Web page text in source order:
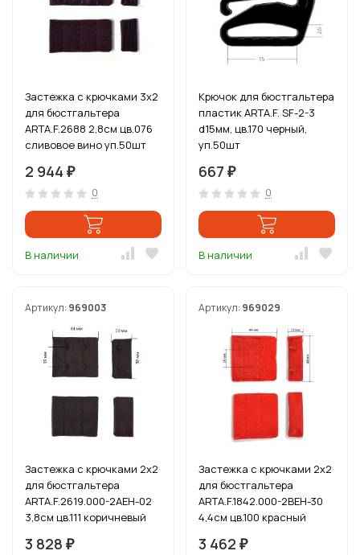
Застежка с крючками 3х2
для бюстгальтера
ARTA.F.2688 2,8см цв.076
сливовое вино уп.50шт
2 944 ₽
0
В наличии
Крючок для бюстгальтера
пластик ARTA.F. SF-2-3
d15мм, цв.170 черный,
уп.50шт
667 ₽
0
В наличии
Артикул: 969003
Застежка с крючками 2х2
для бюстгальтера
ARTA.F.2619.000-2AEH-02
3,8см цв.111 коричневый
3 828 ₽
Артикул: 969029
Застежка с крючками 2х2
для бюстгальтера
ARTA.F.1842.000-2BEH-30
4,4см цв.100 красный
3 462 ₽